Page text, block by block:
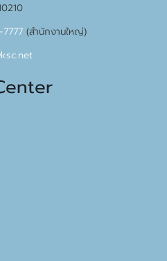
(สำนักงานใหญ่)